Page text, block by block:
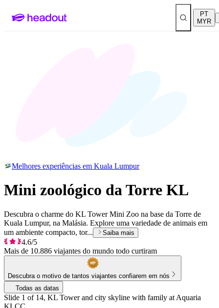
PT
MYR
Melhores experiências em Kuala Lumpur
Mini zoológico da Torre KL
Descubra o charme do KL Tower Mini Zoo na base da Torre de
Kuala Lumpur, na Malásia. Explore uma variedade de animais em
um ambiente compacto, tor...
Saiba mais
4.6/5
Mais de 10.886 viajantes do mundo todo curtiram
Descubra o motivo de tantos viajantes confiarem em nós
Todas as datas
Slide 1 of 14, KL Tower and city skyline with family at Aquaria
KLCC.